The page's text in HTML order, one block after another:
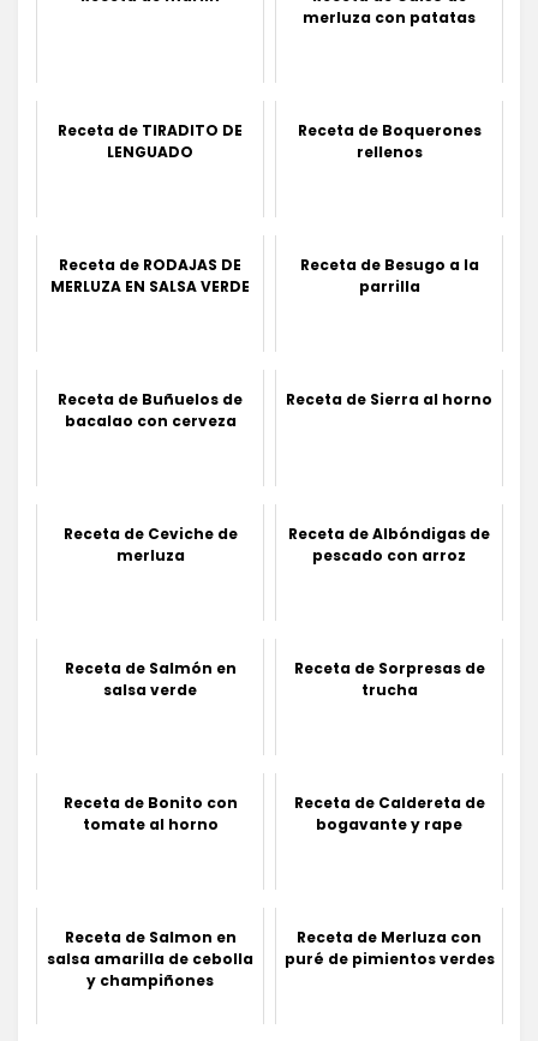
merluza con patatas
Receta de TIRADITO DE
LENGUADO
Receta de Boquerones
rellenos
Receta de RODAJAS DE
MERLUZA EN SALSA VERDE
Receta de Besugo a la
parrilla
Receta de Buñuelos de
bacalao con cerveza
Receta de Sierra al horno
Receta de Ceviche de
merluza
Receta de Albóndigas de
pescado con arroz
Receta de Salmón en
salsa verde
Receta de Sorpresas de
trucha
Receta de Bonito con
tomate al horno
Receta de Caldereta de
bogavante y rape
Receta de Salmon en
salsa amarilla de cebolla
y champiñones
Receta de Merluza con
puré de pimientos verdes